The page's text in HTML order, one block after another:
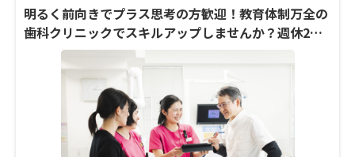
聞いた。
同院。歯科医師や歯科衛生士、歯科助手や受
付スタッフなど、多くの職員が力を合わせな
がら、患者さんの診療にあたります。多職種
によるチーム連携が魅力とのことで、林副院
長も専門性や得意分野が異なる歯科医師やス
タッフと働く中で「日々たくさんの刺激をも
らっています」とにっこり。また林副院長
は、プライベートでは2児の母として子育て
にも奮闘中とのこと。取材では、職場として
の魅力やスタッフの人柄などについて、詳し
く聞きました。
明るく前向きでプラス思考の方歓迎！教育体制万全の
歯科クリニックでスキルアップしませんか？週休2日
制・18時終業